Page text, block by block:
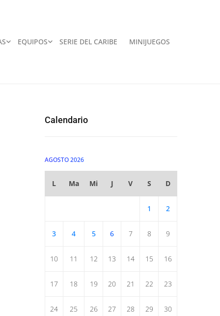
EQUIPOS SERIE DEL CARIBE MINIJUEGOS
Calendario
AGOSTO 2026
L Ma Mi J V S D
1 2
3 4 5 6 7 8 9
10 11 12 13 14 15 16
17 18 19 20 21 22 23
24 25 26 27 28 29 30